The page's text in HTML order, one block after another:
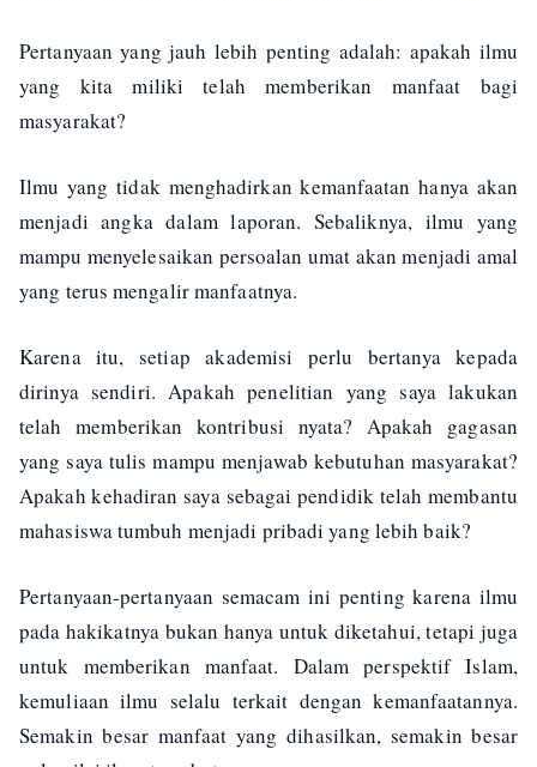
Pertanyaan yang jauh lebih penting adalah: apakah ilmu
yang kita miliki telah memberikan manfaat bagi
masyarakat?
Ilmu yang tidak menghadirkan kemanfaatan hanya akan
menjadi angka dalam laporan. Sebaliknya, ilmu yang
mampu menyelesaikan persoalan umat akan menjadi amal
yang terus mengalir manfaatnya.
Karena itu, setiap akademisi perlu bertanya kepada
dirinya sendiri. Apakah penelitian yang saya lakukan
telah memberikan kontribusi nyata? Apakah gagasan
yang saya tulis mampu menjawab kebutuhan masyarakat?
Apakah kehadiran saya sebagai pendidik telah membantu
mahasiswa tumbuh menjadi pribadi yang lebih baik?
Pertanyaan-pertanyaan semacam ini penting karena ilmu
pada hakikatnya bukan hanya untuk diketahui, tetapi juga
untuk memberikan manfaat. Dalam perspektif Islam,
kemuliaan ilmu selalu terkait dengan kemanfaatannya.
Semakin besar manfaat yang dihasilkan, semakin besar